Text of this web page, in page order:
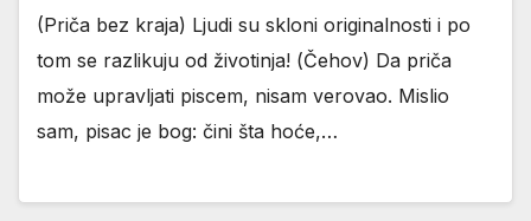
(Priča bez kraja) Ljudi su skloni originalnosti i po
tom se razlikuju od životinja! (Čehov) Da priča
može upravljati piscem, nisam verovao. Mislio
sam, pisac je bog: čini šta hoće,…